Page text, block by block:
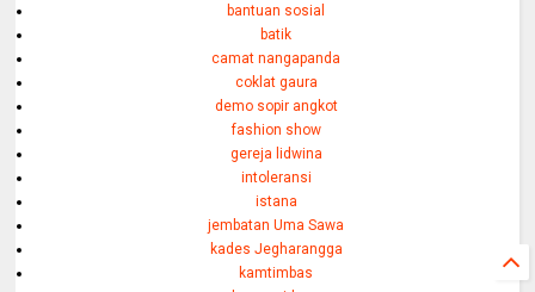
bantuan sosial
batik
camat nangapanda
coklat gaura
demo sopir angkot
fashion show
gereja lidwina
intoleransi
istana
jembatan Uma Sawa
kades Jegharangga
kamtimbas